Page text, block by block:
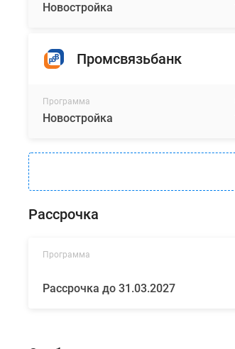
Новостройка
Промсвязьбанк
Программа
Новостройка
Рассрочка
Программа
Рассрочка до 31.03.2027